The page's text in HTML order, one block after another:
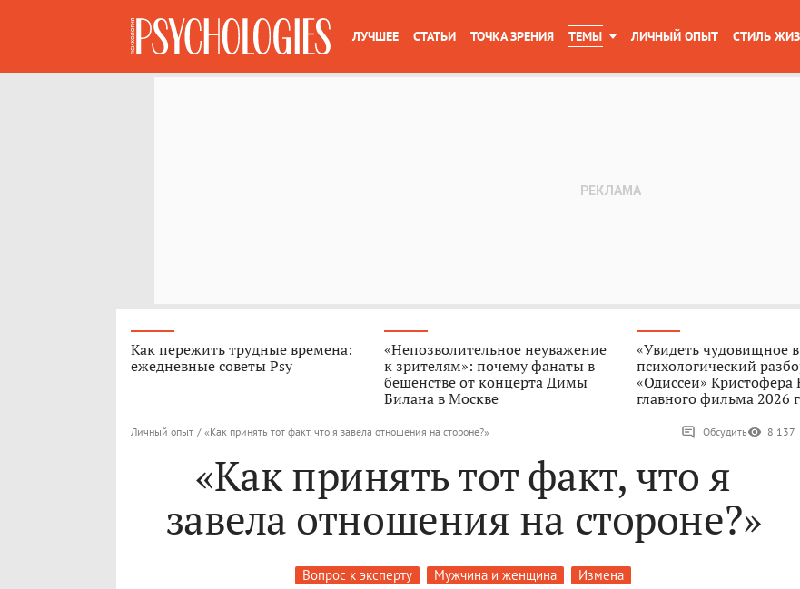
ЛУЧШЕЕ СТАТЬИ ТОЧКА ЗРЕНИЯ ТЕМЫ ЛИЧНЫЙ ОПЫТ СТИЛЬ
Как пережить трудные времена:
ежедневные советы Psy
«Непозволительное неуважение
к зрителям»: почему фанаты в
бешенстве от концерта Димы
Билана в Москве
«Увидеть чудовищное в
психологический
«Одиссеи»
главного фильма 2026
Личный опыт / «Как принять тот факт, что я завела отношения на стороне?» Обсудить 8 137
«Как принять тот факт, что я
завела отношения на стороне?»
Вопрос к эксперту Мужчина и женщина Измена